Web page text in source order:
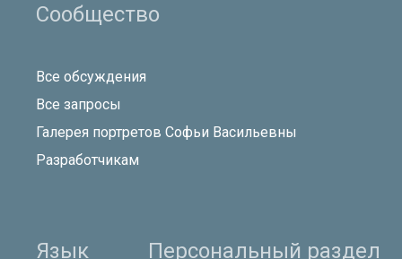
Сообщество
Все обсуждения
Все запросы
Галерея портретов Софьи Васильевны
Разработчикам
Язык Персональный раздел